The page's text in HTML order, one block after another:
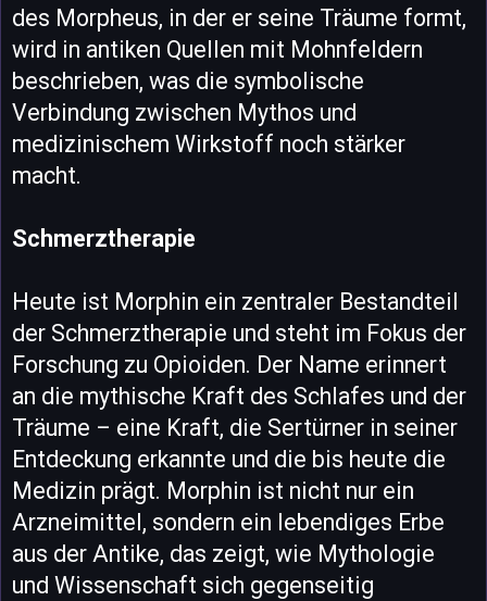
des Morpheus, in der er seine Träume formt,
wird in antiken Quellen mit Mohnfeldern
beschrieben, was die symbolische
Verbindung zwischen Mythos und
medizinischem Wirkstoff noch stärker
macht.
Schmerztherapie
Heute ist Morphin ein zentraler Bestandteil
der Schmerztherapie und steht im Fokus der
Forschung zu Opioiden. Der Name erinnert
an die mythische Kraft des Schlafes und der
Träume – eine Kraft, die Sertürner in seiner
Entdeckung erkannte und die bis heute die
Medizin prägt. Morphin ist nicht nur ein
Arzneimittel, sondern ein lebendiges Erbe
aus der Antike, das zeigt, wie Mythologie
und Wissenschaft sich gegenseitig